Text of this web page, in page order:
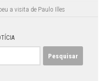
a visita de Paulo Illes